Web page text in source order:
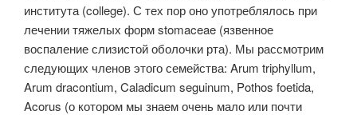
института (college). С тех пор оно употреблялось при
лечении тяжелых форм stomaceae (язвенное
воспаление слизистой оболочки рта). Мы рассмотрим
следующих членов этого семейства: Arum triphyllum,
Arum dracontium, Caladicum seguinum, Pothos foetida,
Acorus (о котором мы знаем очень мало или почти